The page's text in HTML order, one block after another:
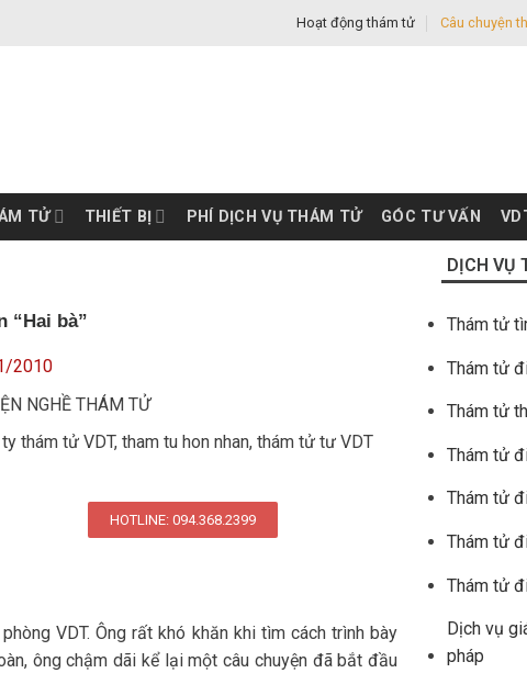
Hoạt động thám tử Câu chuyện
TỬ THIẾT BỊ PHÍ DỊCH VỤ THÁM TỬ GÓC TƯ VẤN
“Hai bà”
2010
NGHỀ THÁM TỬ
thám tử VDT, tham tu hon nhan, thám tử tư VDT
HOTLINE: 094.368.2399
VDT. Ông rất khó khăn khi tìm cách trình bày
ông chậm dãi kể lại một câu chuyện đã bắt đầu
DỊCH VỤ
Thám tử
Thám tử
Thám tử
Thám tử
Thám tử
Thám tử
Thám tử
Dịch vụ
pháp